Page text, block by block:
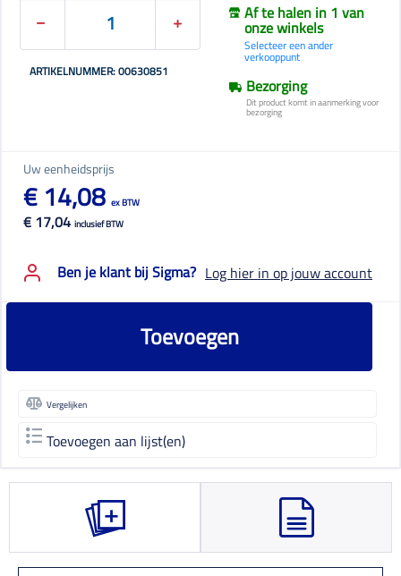
ARTIKELNUMMER: 00630851
Af te halen in 1 van
onze winkels
Selecteer een ander
verkooppunt
Bezorging
Dit product komt in aanmerking voor
bezorging
Uw eenheidsprijs
€ 17,04 inclusief BTW
€ 14,08 ex BTW
Ben je klant bij Sigma? Log hier in op jouw account
Toevoegen
Vergelijken
Toevoegen aan lijst(en)